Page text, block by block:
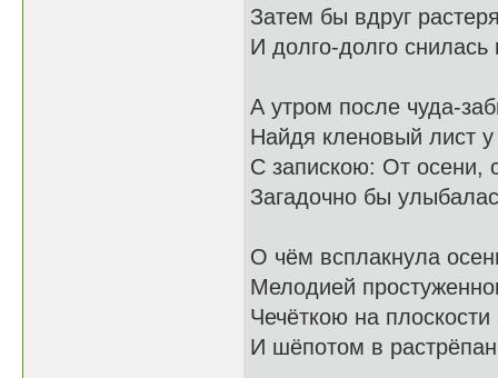
Затем бы вдруг
И долго-долго
А утром после чуда-
Найдя кленовый лист у
С запискою: От осени,
Загадочно бы
О чём всплакнула
Мелодией
Чечёткою на
И шёпотом в